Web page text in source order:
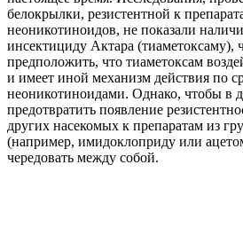
белокрылки, резистентной к
неоникотиноидов, не показали
инсектициду Актара (тиаметоксаму),
предположить, что тиаметоксам
и имеет иной механизм действия по
неоникотиноидами. Однако, чтобы в
предотвратить появление
других насекомых к препаратам из
(например, имидоклоприду или
чередовать между собой.